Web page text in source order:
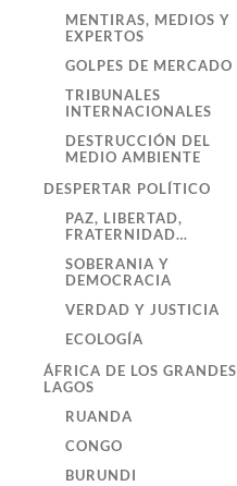
MENTIRAS, MEDIOS Y
EXPERTOS
GOLPES DE MERCADO
TRIBUNALES
INTERNACIONALES
DESTRUCCIÓN DEL
MEDIO AMBIENTE
DESPERTAR POLÍTICO
PAZ, LIBERTAD,
FRATERNIDAD…
SOBERANIA Y
DEMOCRACIA
VERDAD Y JUSTICIA
ECOLOGÍA
ÁFRICA DE LOS GRANDES
LAGOS
RUANDA
CONGO
BURUNDI